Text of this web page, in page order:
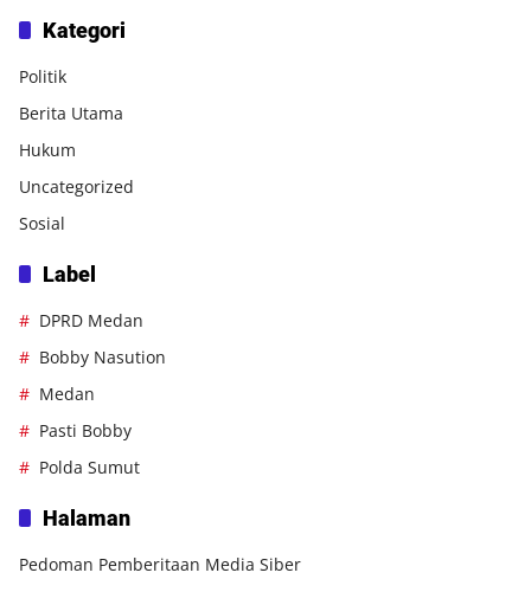
Kategori
Politik
Berita Utama
Hukum
Uncategorized
Sosial
Label
DPRD Medan
Bobby Nasution
Medan
Pasti Bobby
Polda Sumut
Halaman
Pedoman Pemberitaan Media Siber